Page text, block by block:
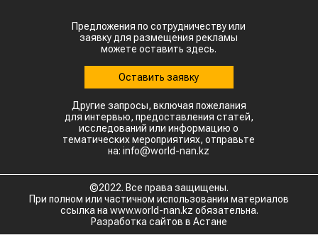
Предложения по сотрудничеству или
заявку для размещения рекламы
можете оставить здесь.
Оставить заявку
Другие запросы, включая пожелания
для интервью, предоставления статей,
исследований или информацию о
тематических мероприятиях, отправьте
на: info@world-nan.kz
©2022. Все права защищены.
При полном или частичном использовании материалов
ссылка на www.world-nan.kz обязательна.
Разработка сайтов в Астане